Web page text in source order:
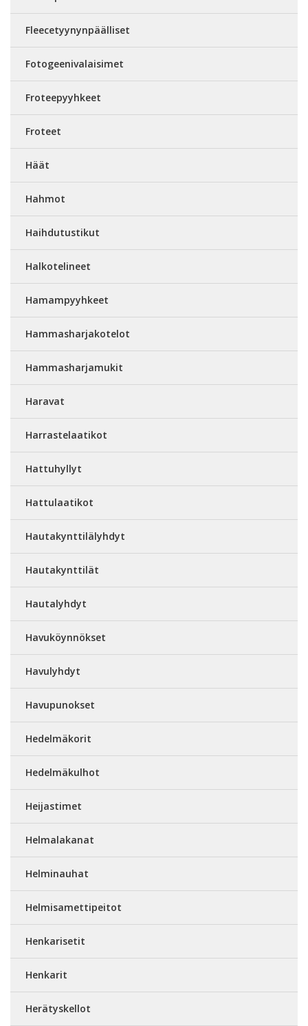
Fleecetyynynpäälliset
Fotogeenivalaisimet
Froteepyyhkeet
Froteet
Häät
Hahmot
Haihdutustikut
Halkotelineet
Hamampyyhkeet
Hammasharjakotelot
Hammasharjamukit
Haravat
Harrastelaatikot
Hattuhyllyt
Hattulaatikot
Hautakynttilälyhdyt
Hautakynttilät
Hautalyhdyt
Havuköynnökset
Havulyhdyt
Havupunokset
Hedelmäkorit
Hedelmäkulhot
Heijastimet
Helmalakanat
Helminauhat
Helmisamettipeitot
Henkarisetit
Henkarit
Herätyskellot